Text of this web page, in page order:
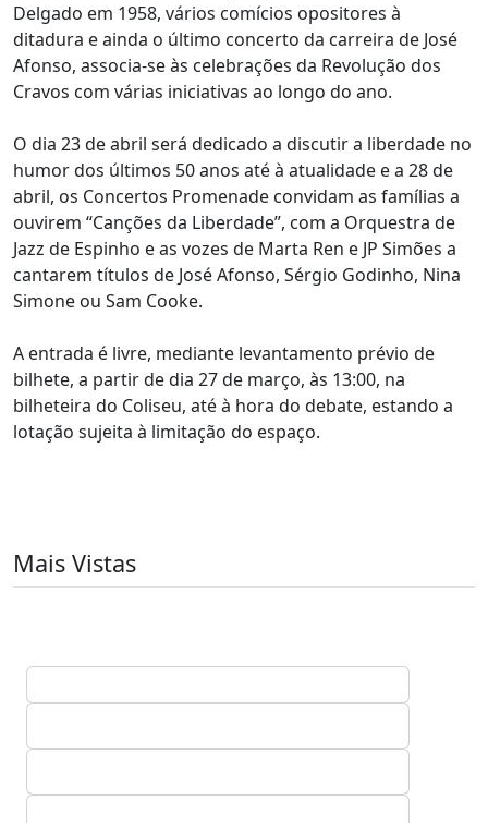
Delgado em 1958, vários comícios opositores à
ditadura e ainda o último concerto da carreira de José
Afonso, associa-se às celebrações da Revolução dos
Cravos com várias iniciativas ao longo do ano.
O dia 23 de abril será dedicado a discutir a liberdade no
humor dos últimos 50 anos até à atualidade e a 28 de
abril, os Concertos Promenade convidam as famílias a
ouvirem “Canções da Liberdade”, com a Orquestra de
Jazz de Espinho e as vozes de Marta Ren e JP Simões a
cantarem títulos de José Afonso, Sérgio Godinho, Nina
Simone ou Sam Cooke.
A entrada é livre, mediante levantamento prévio de
bilhete, a partir de dia 27 de março, às 13:00, na
bilheteira do Coliseu, até à hora do debate, estando a
lotação sujeita à limitação do espaço.
Mais Vistas